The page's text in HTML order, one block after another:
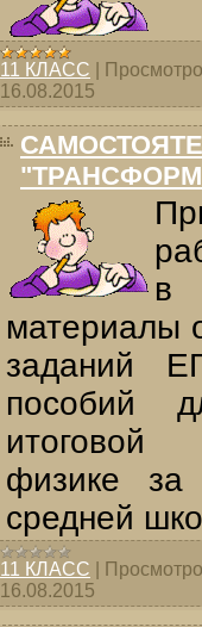
11 КЛАСС
16.08.2015
в
материалы
заданий
пособий
физике за
средней
11 КЛАСС
16.08.2015